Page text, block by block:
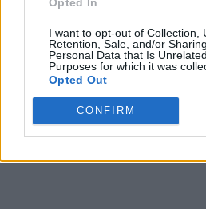
I want to opt-out of Collection,
Retention, Sale, and/or
Personal Data that Is
Purposes for which it was
Opted Out
CONFIRM
România,44% dintre
Moldova ar vota pentru unire, iar
împotriva unirii(ceilalți
vor participa la un astfel de
decide sau au refuzat să